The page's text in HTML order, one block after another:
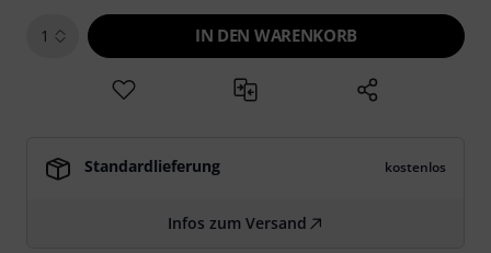
1 IN DEN WARENKORB
Standardlieferung kostenlos
Infos zum Versand